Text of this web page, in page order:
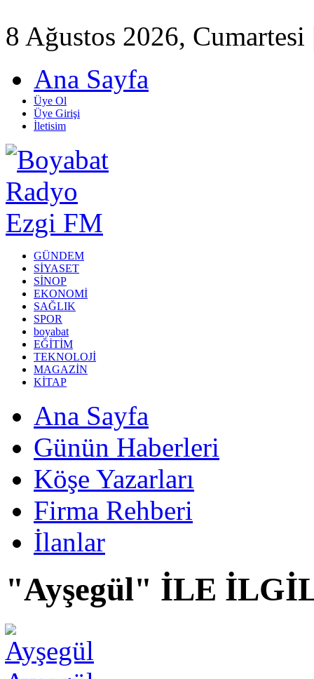
8 Ağustos 2026,
Ana Sayfa
Üye Ol
Üye Girişi
İletisim
GÜNDEM
SİYASET
SİNOP
EKONOMİ
SAĞLIK
SPOR
boyabat
EĞİTİM
TEKNOLOJİ
MAGAZİN
KİTAP
Ana Sayfa
Günün Haberleri
Köşe Yazarları
Firma Rehberi
İlanlar
"Ayşegül" İLE